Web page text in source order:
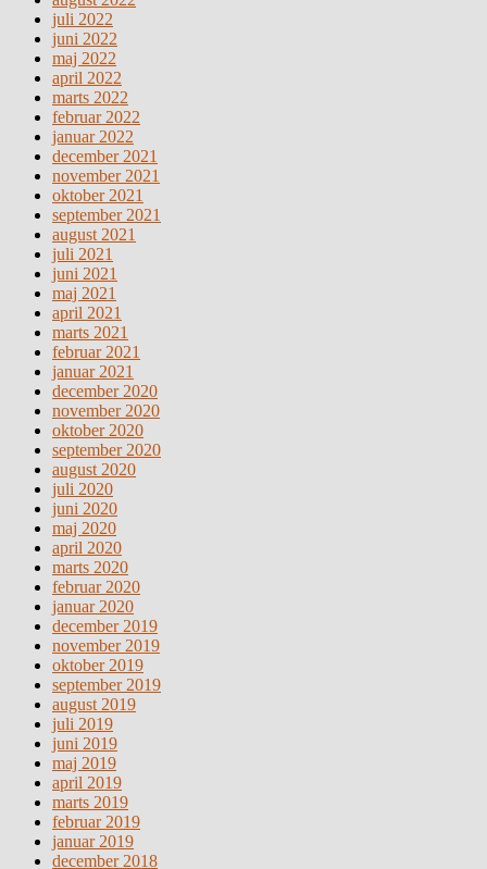
juli 2022
juni 2022
maj 2022
april 2022
marts 2022
februar 2022
januar 2022
december 2021
november 2021
oktober 2021
september 2021
august 2021
juli 2021
juni 2021
maj 2021
april 2021
marts 2021
februar 2021
januar 2021
december 2020
november 2020
oktober 2020
september 2020
august 2020
juli 2020
juni 2020
maj 2020
april 2020
marts 2020
februar 2020
januar 2020
december 2019
november 2019
oktober 2019
september 2019
august 2019
juli 2019
juni 2019
maj 2019
april 2019
marts 2019
februar 2019
januar 2019
december 2018